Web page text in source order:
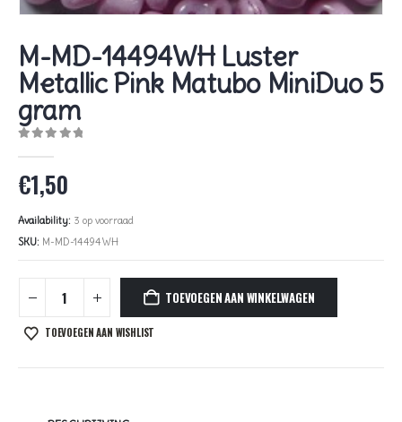
M-MD-14494WH Luster
Metallic Pink Matubo MiniDuo 5
gram
€1,50
Availability: 3 op voorraad
SKU: M-MD-14494WH
TOEVOEGEN AAN WINKELWAGEN
TOEVOEGEN AAN WISHLIST